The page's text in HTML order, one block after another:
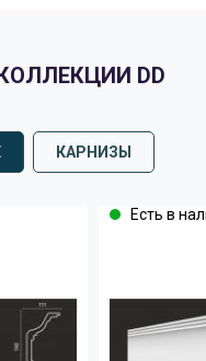
DD
КАРНИЗЫ
Есть в